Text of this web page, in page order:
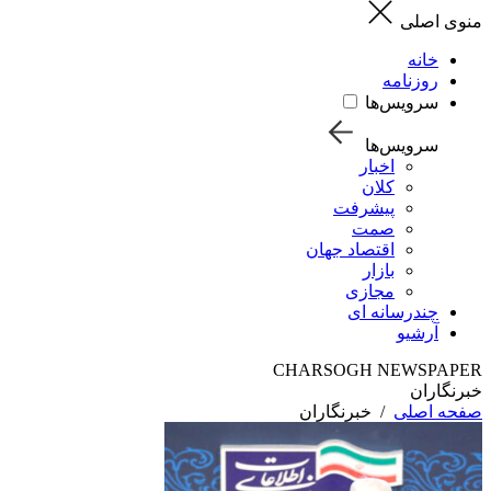
منوی اصلی
خانه
روزنامه
سرویس‌ها
سرویس‌ها
اخبار
کلان
پیشرفت
صمت
اقتصاد جهان
بازار
مجازی
چندرسانه ای
آرشیو
CHARSOGH NEWSPAPER
خبرنگاران
صفحه اصلی / خبرنگاران